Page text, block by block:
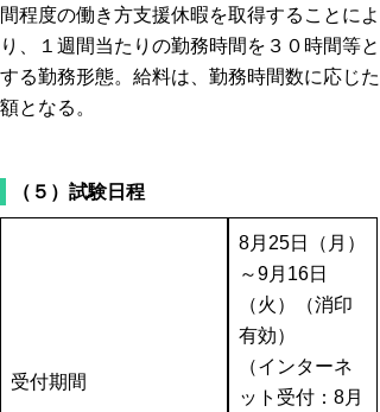
間程度の働き方支援休暇を取得することによ
り、１週間当たりの勤務時間を３０時間等と
する勤務形態。給料は、勤務時間数に応じた
額となる。
（５）試験日程
受付期間
8月25日（月）
～9月16日
（火）（消印
有効）
（インターネ
ット受付：8月